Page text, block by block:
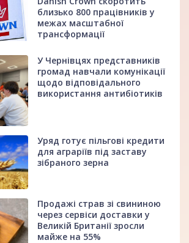
близько 800 працівників у
межах масштабної
трансформації
У Чернівцях представників
громад навчали комунікації
щодо відповідального
використання антибіотиків
Уряд готує пільгові кредити
для аграріїв під заставу
зібраного зерна
Продажі страв зі свининою
через сервіси доставки у
Великій Британії зросли
майже на 55%